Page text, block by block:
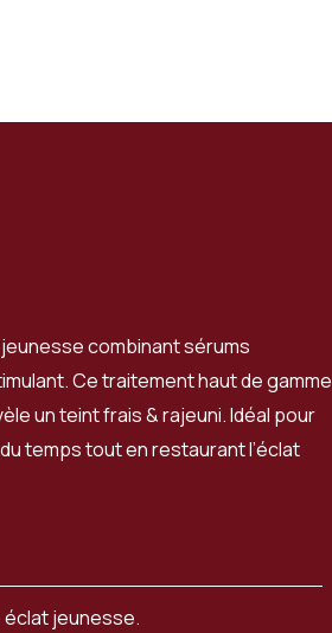
combinant sérums
Ce traitement haut de gamme
un teint frais & rajeuni. Idéal pour
temps tout en restaurant l’éclat
jeunesse.